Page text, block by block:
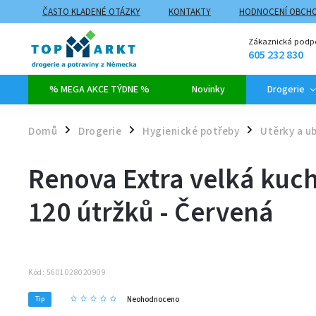
ČASTO KLADENÉ OTÁZKY KONTAKTY
HODNOCENÍ
ZPŮSOBY DOPRAVY A PLATBY
Zákaznická
605 232 830
% MEGA AKCE TÝDNE % Novinky Drogerie
Domů / Drogerie / Hygienické potřeby / Utěrky a
Renova Extra velká
120 útržků - Červená
Kód: 5601028020909
Tip Neohodnoceno